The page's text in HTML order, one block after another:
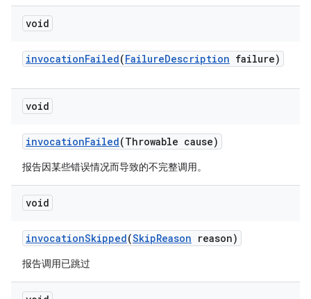
void
invocationFailed(FailureDescription failure)
void
invocationFailed(Throwable cause)
报告因某些错误情况而导致的不完整调用。
void
invocationSkipped(SkipReason reason)
报告调用已跳过